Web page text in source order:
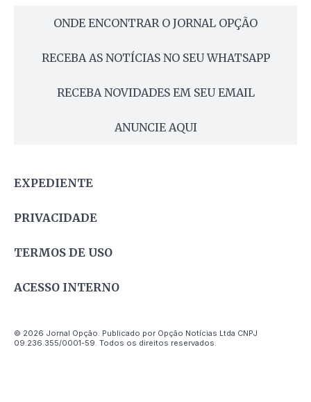
ONDE ENCONTRAR O JORNAL OPÇÃO
RECEBA AS NOTÍCIAS NO SEU WHATSAPP
RECEBA NOVIDADES EM SEU EMAIL
ANUNCIE AQUI
EXPEDIENTE
PRIVACIDADE
TERMOS DE USO
ACESSO INTERNO
© 2026 Jornal Opção. Publicado por Opção Notícias Ltda CNPJ
09.236.355/0001-59. Todos os direitos reservados.